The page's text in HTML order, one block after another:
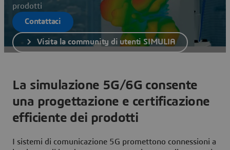
prodotti
Contattaci
Visita la community di utenti SIMULIA
La simulazione 5G/6G consente
una progettazione e certificazione
efficiente dei prodotti
I sistemi di comunicazione 5G promettono connessioni a